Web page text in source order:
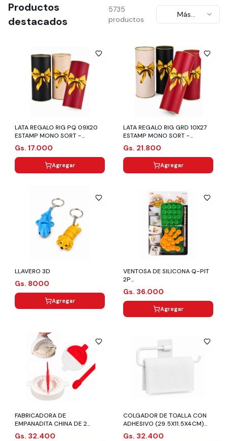
Productos
destacados
5735
productos
Más
recientes
LATA REGALO RIG PQ 09X20
ESTAMP MONO SORT -
CROMUS
Gs. 17.000
Agregar
LATA REGALO RIG GRD 10X27
ESTAMP MONO SORT -
CROMUS
Gs. 21.800
Agregar
LLAVERO 3D
Gs. 8000
Agregar
VENTOSA DE SILICONA Q-PIT
2P
(10.5X9.5X1.5CM/8.5X19X1.5C
M)
Gs. 36.000
Agregar
FABRICADORA DE
EMPANADITA CHINA DE 2
MEDIDAS (22X11.5X3CM)
Gs. 32.400
COLGADOR DE TOALLA CON
ADHESIVO (29.5X11.5X4CM)
BLANCO
Gs. 32.400